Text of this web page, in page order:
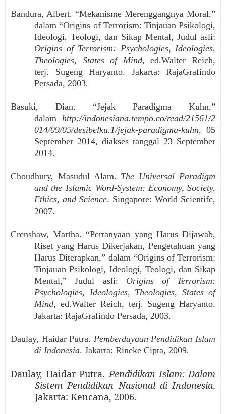
Bandura, Albert. “Mekanisme Merenggangnya Moral,”
dalam “Origins of Terrorism: Tinjauan Psikologi,
Ideologi, Teologi, dan Sikap Mental, Judul asli:
Origins of Terrorism: Psychologies, Ideologies,
Theologies, States of Mind, ed.Walter Reich,
terj. Sugeng Haryanto. Jakarta: RajaGrafindo
Persada, 2003.
Basuki, Dian. “Jejak Paradigma Kuhn,”
dalam http://indonesiana.tempo.co/read/21561/2
014/09/05/desibelku.1/jejak-paradigma-kuhn, 05
September 2014, diakses tanggal 23 September
2014.
Choudhury, Masudul Alam. The Universal Paradigm
and the Islamic Word-System: Economy, Society,
Ethics, and Science. Singapore: World Scientifc,
2007.
Crenshaw, Martha. “Pertanyaan yang Harus Dijawab,
Riset yang Harus Dikerjakan, Pengetahuan yang
Harus Diterapkan,” dalam “Origins of Terrorism:
Tinjauan Psikologi, Ideologi, Teologi, dan Sikap
Mental,” Judul asli: Origins of Terrorism:
Psychologies, Ideologies, Theologies, States of
Mind, ed.Walter Reich, terj. Sugeng Haryanto.
Jakarta: RajaGrafindo Persada, 2003.
Daulay, Haidar Putra. Pemberdayaan Pendidikan Islam
di Indonesia. Jakarta: Rineke Cipta, 2009.
Daulay, Haidar Putra.Pendidikan Islam: Dalam
Sistem Pendidikan Nasional di Indonesia.
Jakarta: Kencana, 2006.